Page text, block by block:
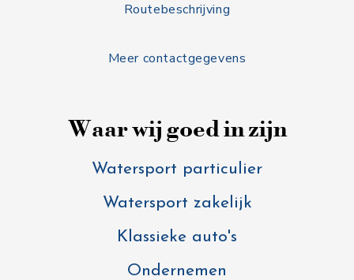
Waar wij goed in zijn
Watersport particulier
Watersport zakelijk
Klassieke auto's
Ondernemen
Routebeschrijving
Meer contactgegevens